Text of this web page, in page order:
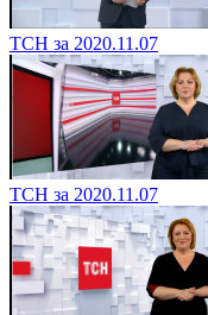
ТСН за 2020.11.07
ТСН за 2020.11.07